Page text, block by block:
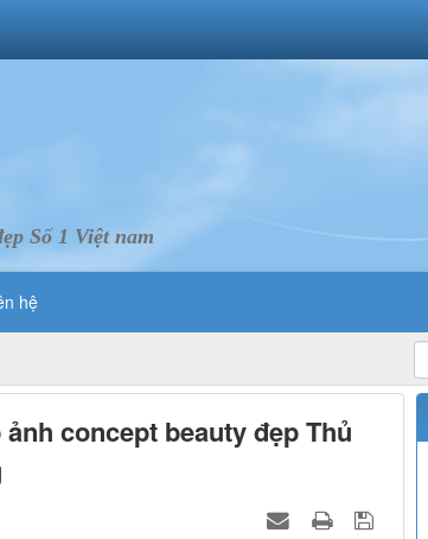
Số 1 Việt nam
hệ
concept beauty đẹp Thủ